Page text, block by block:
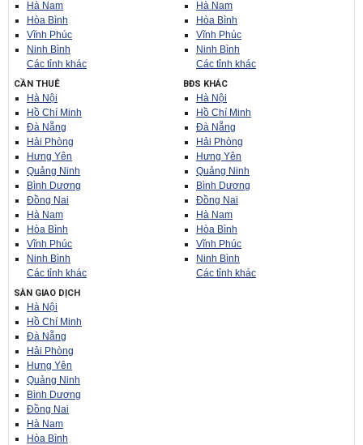
Hà Nam
Hòa Bình
Vĩnh Phúc
Ninh Bình
Các tỉnh khác
Hà Nam
Hòa Bình
Vĩnh Phúc
Ninh Bình
Các tỉnh khác
CẦN THUÊ
Hà Nội
Hồ Chí Minh
Đà Nẵng
Hải Phòng
Hưng Yên
Quảng Ninh
Bình Dương
Đồng Nai
Hà Nam
Hòa Bình
Vĩnh Phúc
Ninh Bình
Các tỉnh khác
BĐS KHÁC
Hà Nội
Hồ Chí Minh
Đà Nẵng
Hải Phòng
Hưng Yên
Quảng Ninh
Bình Dương
Đồng Nai
Hà Nam
Hòa Bình
Vĩnh Phúc
Ninh Bình
Các tỉnh khác
SÀN GIAO DỊCH
Hà Nội
Hồ Chí Minh
Đà Nẵng
Hải Phòng
Hưng Yên
Quảng Ninh
Bình Dương
Đồng Nai
Hà Nam
Hòa Bình